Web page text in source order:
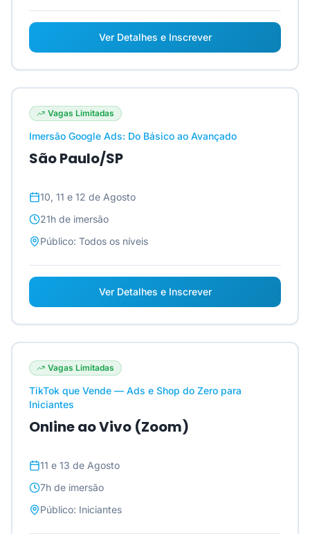
Ver Detalhes e Inscrever
Vagas Limitadas
Imersão Google Ads: Do Básico ao Avançado
São Paulo/SP
10, 11 e 12 de Agosto
21h de imersão
Público: Todos os níveis
Ver Detalhes e Inscrever
Vagas Limitadas
TikTok que Vende — Ads e Shop do Zero para
Iniciantes
Online ao Vivo (Zoom)
11 e 13 de Agosto
7h de imersão
Público: Iniciantes